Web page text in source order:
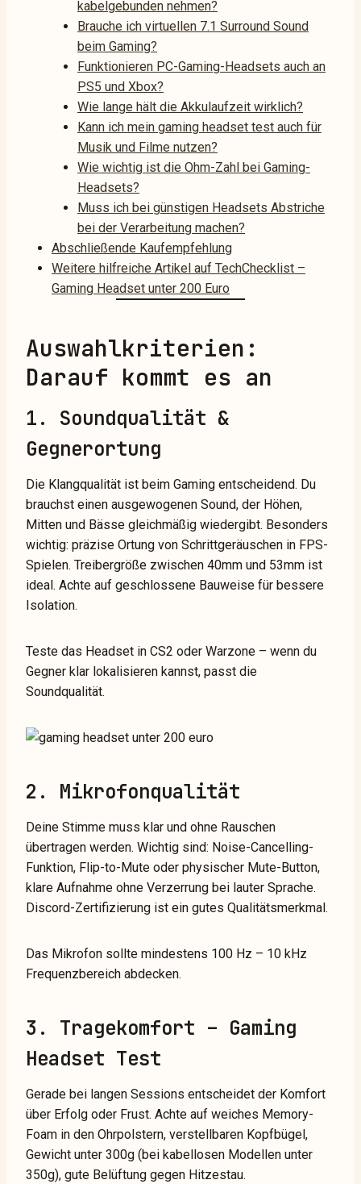
kabelgebunden nehmen?
Brauche ich virtuellen 7.1 Surround Sound
beim Gaming?
Funktionieren PC-Gaming-Headsets auch an
PS5 und Xbox?
Wie lange hält die Akkulaufzeit wirklich?
Kann ich mein gaming headset test auch für
Musik und Filme nutzen?
Wie wichtig ist die Ohm-Zahl bei Gaming-
Headsets?
Muss ich bei günstigen Headsets Abstriche
bei der Verarbeitung machen?
Abschließende Kaufempfehlung
Weitere hilfreiche Artikel auf TechChecklist –
Gaming Headset unter 200 Euro
Auswahlkriterien:
Darauf kommt es an
1. Soundqualität &
Gegnerortung
Die Klangqualität ist beim Gaming entscheidend. Du
brauchst einen ausgewogenen Sound, der Höhen,
Mitten und Bässe gleichmäßig wiedergibt. Besonders
wichtig: präzise Ortung von Schrittgeräuschen in FPS-
Spielen. Treibergröße zwischen 40mm und 53mm ist
ideal. Achte auf geschlossene Bauweise für bessere
Isolation.
Teste das Headset in CS2 oder Warzone – wenn du
Gegner klar lokalisieren kannst, passt die
Soundqualität.
2. Mikrofonqualität
Deine Stimme muss klar und ohne Rauschen
übertragen werden. Wichtig sind: Noise-Cancelling-
Funktion, Flip-to-Mute oder physischer Mute-Button,
klare Aufnahme ohne Verzerrung bei lauter Sprache.
Discord-Zertifizierung ist ein gutes Qualitätsmerkmal.
Das Mikrofon sollte mindestens 100 Hz – 10 kHz
Frequenzbereich abdecken.
3. Tragekomfort – Gaming
Headset Test
Gerade bei langen Sessions entscheidet der Komfort
über Erfolg oder Frust. Achte auf weiches Memory-
Foam in den Ohrpolstern, verstellbaren Kopfbügel,
Gewicht unter 300g (bei kabellosen Modellen unter
350g), gute Belüftung gegen Hitzestau.